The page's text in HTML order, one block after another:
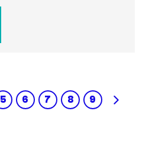
5 6 7 8 9